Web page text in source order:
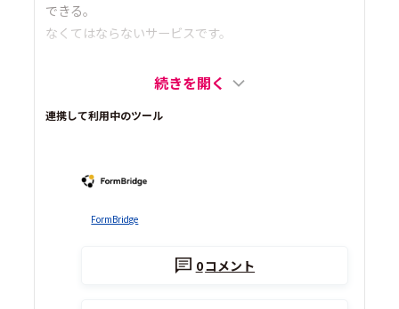
できる。
なくてはならないサービスです。
続きを開く
連携して利用中のツール
FormBridge
0コメント